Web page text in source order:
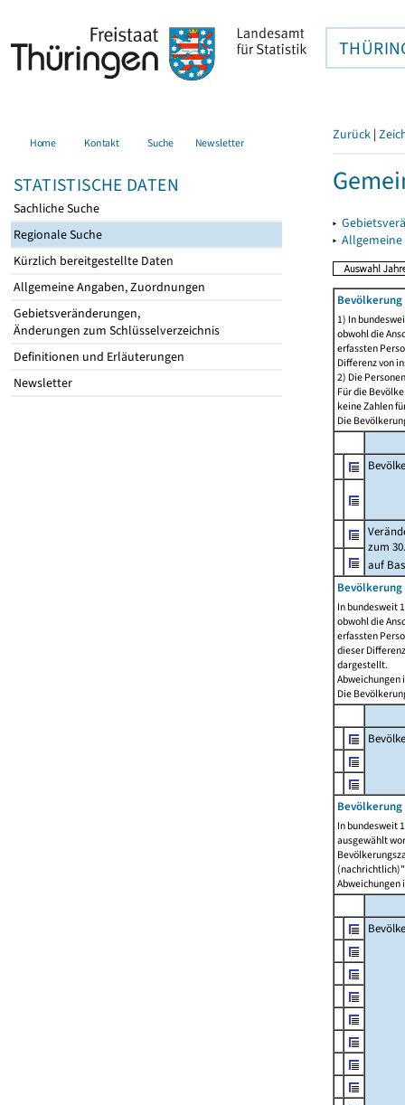
Home Kontakt Suche Newsletter
STATISTISCHE DATEN
Sachliche Suche
Regionale Suche
Kürzlich bereitgestellte Daten
Allgemeine Angaben, Zuordnungen
Gebietsveränderungen,
Änderungen zum Schlüsselverzeichnis
Definitionen und Erläuterungen
Newsletter
Zurück |
▸
▸
1) In
obwohl die
erfassten
Differenz von
2) Die
Für die
keine Zahlen
Die
zum
auf
Bevölkerung
In bundesweit
obwohl die
erfassten
dieser
dargestellt.
Abweichungen
Die
In bundesweit
ausgewählt
Abweichungen